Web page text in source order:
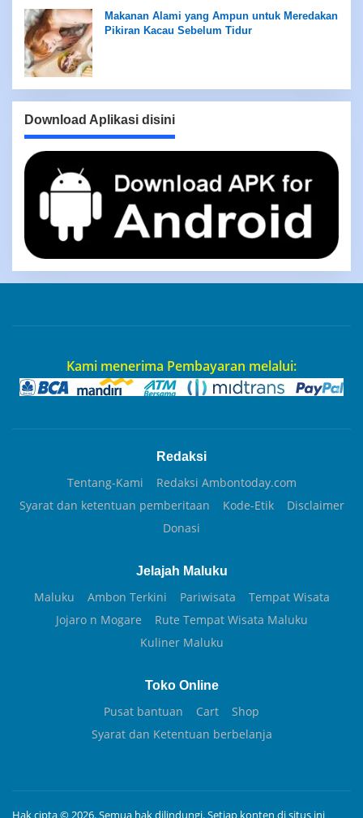
Makanan Alami yang Ampun untuk Meredakan
Pikiran Kacau Sebelum Tidur
Download Aplikasi disini
Kami menerima Pembayaran melalui:
Redaksi
Tentang-Kami
Redaksi Ambontoday.com
Syarat dan ketentuan pemberitaan
Kode-Etik
Disclaimer
Donasi
Jelajah Maluku
Maluku Ambon Terkini Pariwisata
Tempat Wisata
Jojaro n Mogare
Rute Tempat Wisata Maluku
Kuliner Maluku
Toko Online
Pusat bantuan Cart
Shop
Syarat dan Ketentuan berbelanja
Hak cipta © 2026. Semua hak dilindungi. Setiap konten di situs ini